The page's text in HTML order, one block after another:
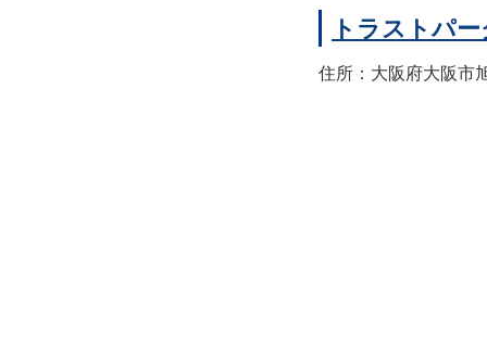
トラストパ
住所：大阪府大阪市